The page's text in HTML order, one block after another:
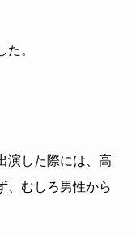
。
演した際には、高
、むしろ男性から